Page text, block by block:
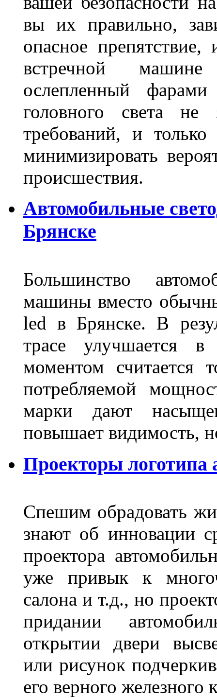
вы их правильно,
опасное
встречной машине
ослепленный
головного света
требований, и
минимизировать
происшествия.
Автомобильные
Брянске
Большинство
машины вместо
led в Брянске. В
трасе улучшается
моментом считается
потребляемой
марки дают
повышает видимость,
Проекторы логотипа
Спешим обрадовать
знают об инновации
проектора
уже привык к
салона и т.д., но
придании
открытии двери
или рисунок
его верного железного